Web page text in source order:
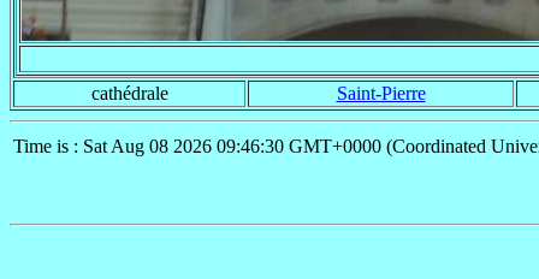
cathédrale Saint-Pierre
Time is : Sat Aug 08 2026 09:46:30 GMT+0000 (Coordinated